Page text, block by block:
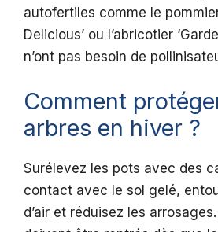
autofertiles comme le
Delicious’ ou l’abricotier
n’ont pas besoin de
Comment
arbres en hiver ?
Surélevez les pots avec des
contact avec le sol gelé,
d’air et réduisez les